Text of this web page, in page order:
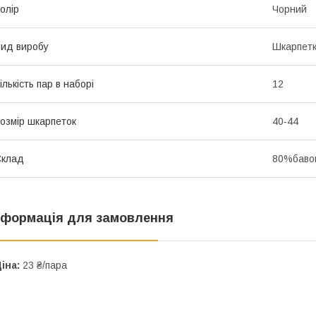
Чорний
виробу
пар в наборі 12
шкарпеток 40-44
для замовлення
23 ₴/пара